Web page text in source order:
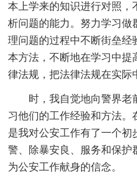
本上学来的知识进行对照
析问题的能力。努力学习做
理问题的过程中不断街垒经
本方法，不断地在学习中
律法规，把法律法规在实际
时，我自觉地向警界老
习他们的工作经验和方法。
是我对公安工作有了一个初
警、除暴安良、服务和保护
为公安工作献身的信念。